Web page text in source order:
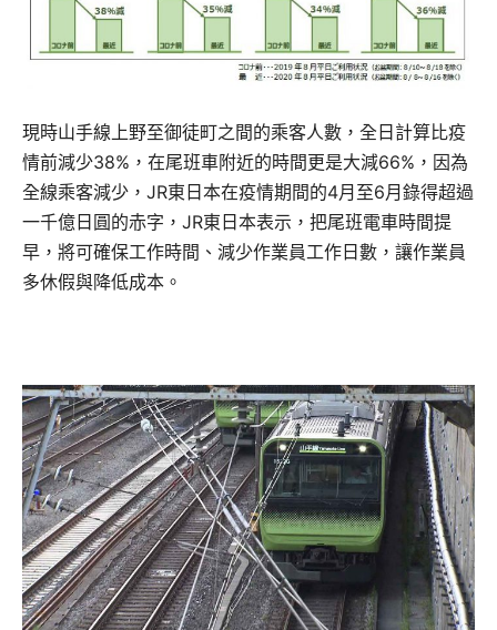
現時山手線上野至御徒町之間的乘客人數，全日計算比疫
情前減少38%，在尾班車附近的時間更是大減66%，因為
全線乘客減少，JR東日本在疫情期間的4月至6月錄得超過
一千億日圓的赤字，JR東日本表示，把尾班電車時間提
早，將可確保工作時間、減少作業員工作日數，讓作業員
多休假與降低成本。